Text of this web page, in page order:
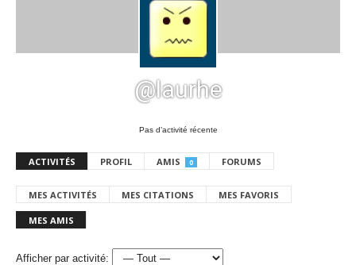
@laurhe
Pas d’activité récente
ACTIVITÉS PROFIL AMIS 0 FORUMS
MES ACTIVITÉS MES CITATIONS MES FAVORIS
MES AMIS
Afficher par activité: